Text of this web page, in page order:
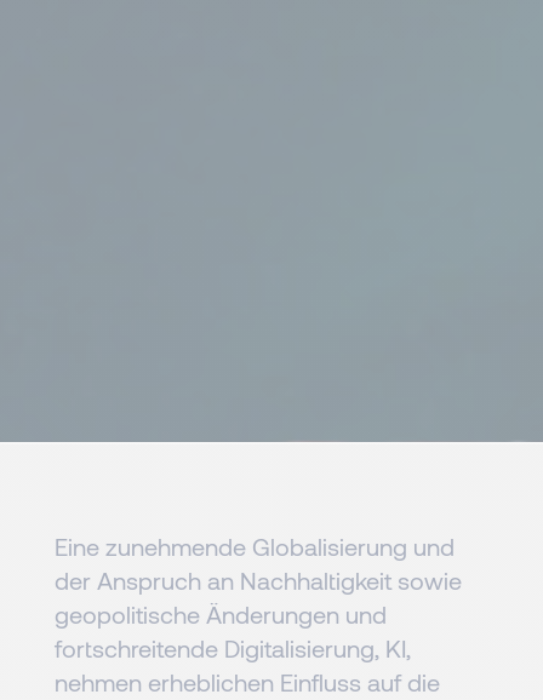
Eine zunehmende Globalisierung und
der Anspruch an Nachhaltigkeit sowie
geopolitische Änderungen und
fortschreitende Digitalisierung, KI,
nehmen erheblichen Einfluss auf die